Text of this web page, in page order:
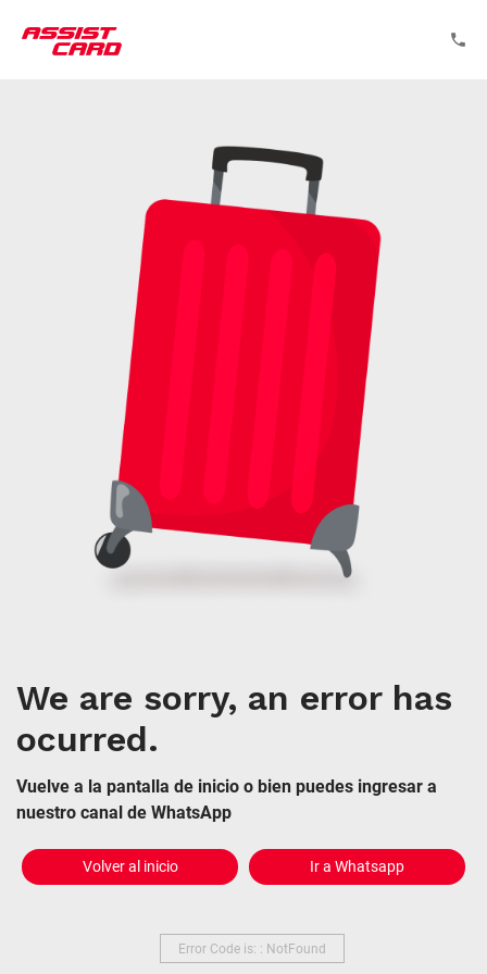
We are sorry, an error has
ocurred.
Vuelve a la pantalla de inicio o bien puedes ingresar a
nuestro canal de WhatsApp
Volver al inicio Ir a Whatsapp
Error Code is: : NotFound